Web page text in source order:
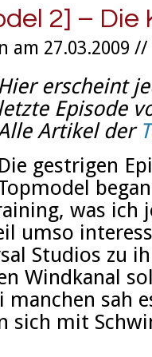
2] –
am 27.03.2009 //
erscheint
Episode
Artikel der
Die gestrigen
was ich
umso
Studios zu
Windkanal
manchen sah
sich mit